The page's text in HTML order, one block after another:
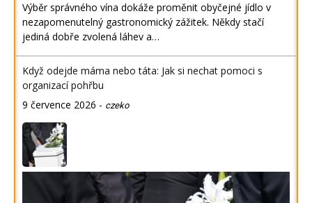
Výběr správného vína dokáže proměnit obyčejné jídlo v
nezapomenutelný gastronomický zážitek. Někdy stačí
jediná dobře zvolená láhev a…
Když odejde máma nebo táta: Jak si nechat pomoci s
organizací pohřbu
9 července 2026 - czeko